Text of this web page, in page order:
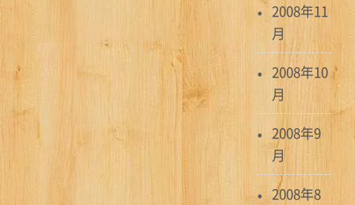
2008年11
月
2008年10
月
2008年9
月
2008年8